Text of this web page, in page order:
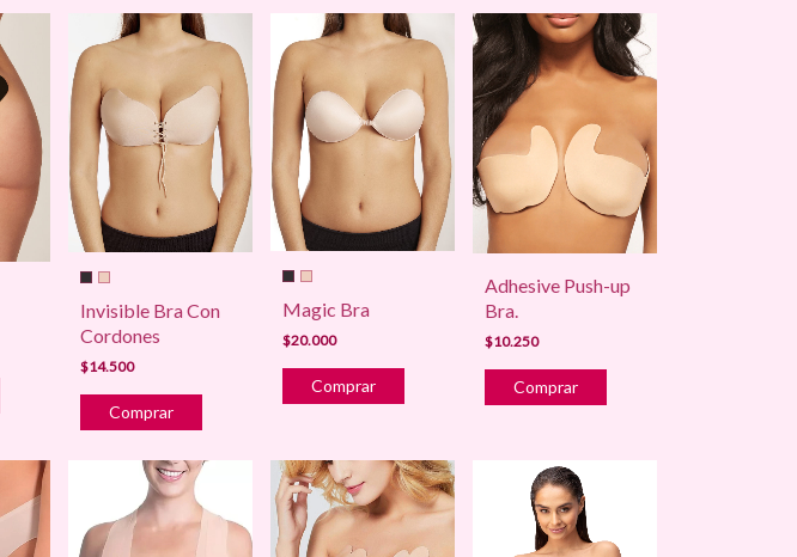
Invisible Bra Con
Cordones
$14.500
Comprar
Magic Bra
$20.000
Comprar
Adhesive Push-up
Bra.
$10.250
Comprar